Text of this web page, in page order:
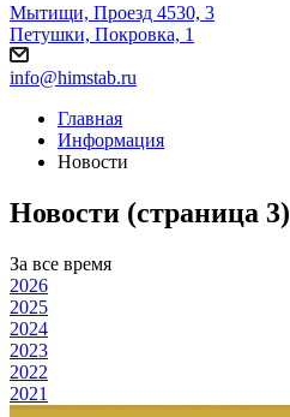
Мытищи, Проезд 4530, 3
Петушки, Покровка, 1
info@himstab.ru
Главная
Информация
Новости
Новости (страница 3)
За все время
2026
2025
2024
2023
2022
2021